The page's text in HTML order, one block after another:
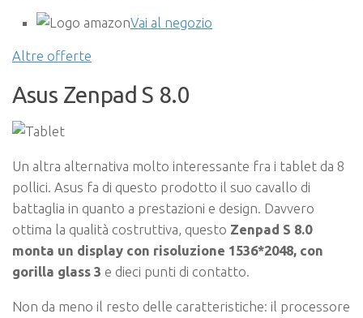
Vai al negozio
Altre offerte
Asus Zenpad S 8.0
Un altra alternativa molto interessante fra i tablet da 8
pollici. Asus fa di questo prodotto il suo cavallo di
battaglia in quanto a prestazioni e design. Davvero
ottima la qualità costruttiva, questo Zenpad S 8.0
monta un display con risoluzione 1536*2048, con
gorilla glass 3 e dieci punti di contatto.
Non da meno il resto delle caratteristiche: il processore